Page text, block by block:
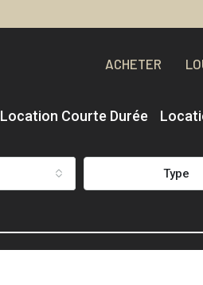
ACHETER
Location Courte Durée
Type